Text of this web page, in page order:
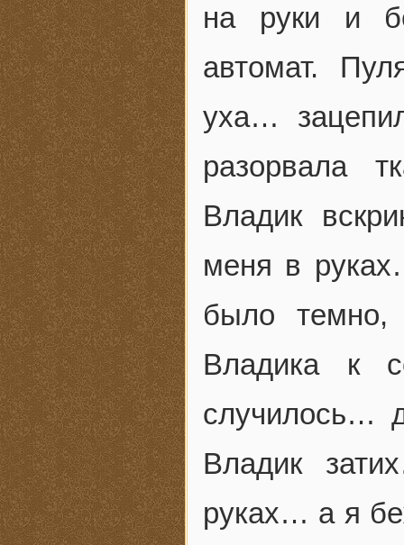
на руки и
автомат.
уха…
разорвала
Владик
меня в
было темно,
Владика к
случилось…
Владик
руках… а я